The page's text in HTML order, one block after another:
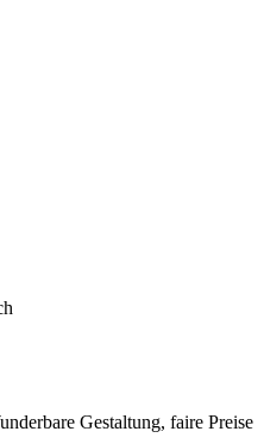
Gestaltung, faire Preise